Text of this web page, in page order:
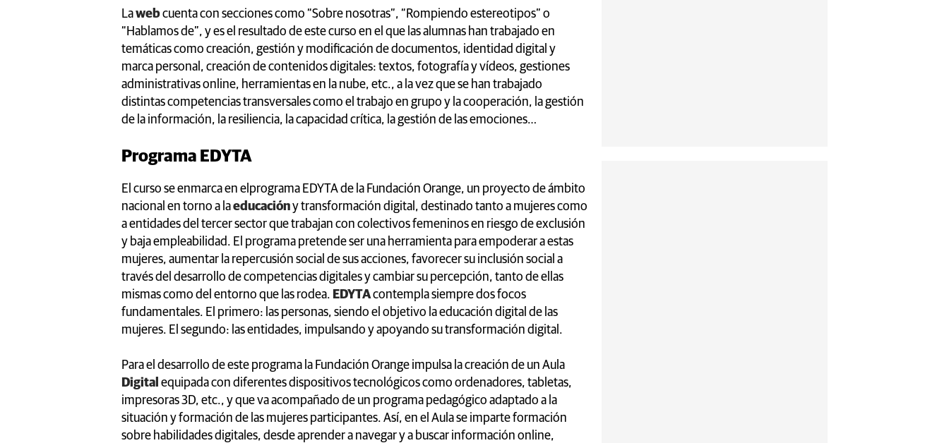
Lawebcuenta con secciones como “Sobre nosotras”, “Rompiendo estereotipos” o
“Hablamos de”, y es el resultado de este curso en el que las alumnas han trabajado en
temáticas como creación, gestión y modificación de documentos, identidad digital y
marca personal, creación de contenidos digitales: textos, fotografía y vídeos, gestiones
administrativas online, herramientas en la nube, etc., a la vez que se han trabajado
distintas competencias transversales como el trabajo en grupo y la cooperación, la gestión
de la información, la resiliencia, la capacidad crítica, la gestión de las emociones…
Programa EDYTA
El curso se enmarca en elprograma EDYTA de la Fundación Orange, un proyecto de ámbito
nacional en torno a laeducacióny transformación digital, destinado tanto a mujeres como
a entidades del tercer sector que trabajan con colectivos femeninos en riesgo de exclusión
y baja empleabilidad. El programa pretende ser una herramienta para empoderar a estas
mujeres, aumentar la repercusión social de sus acciones, favorecer su inclusión social a
través del desarrollo de competencias digitales y cambiar su percepción, tanto de ellas
mismas como del entorno que las rodea. EDYTAcontempla siempre dos focos
fundamentales. El primero: las personas, siendo el objetivo la educación digital de las
mujeres. El segundo: las entidades, impulsando y apoyando su transformación digital.
Para el desarrollo de este programa la Fundación Orange impulsa la creación de un Aula
Digital equipada con diferentes dispositivos tecnológicos como ordenadores, tabletas,
impresoras 3D, etc., y que va acompañado de un programa pedagógico adaptado a la
situación y formación de las mujeres participantes. Así, en el Aula se imparte formación
sobre habilidades digitales, desde aprender a navegar y a buscar información online,